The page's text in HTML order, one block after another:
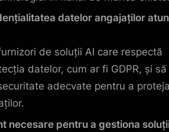
datelor angajaților
de soluții AI care respectă
datelor, cum ar fi GDPR, și să
adecvate pentru a
necesare pentru a gestiona